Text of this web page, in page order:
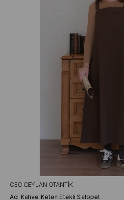
CEO CEYLAN OTANTIK
Acı Kahve Keten Etekli Salopet